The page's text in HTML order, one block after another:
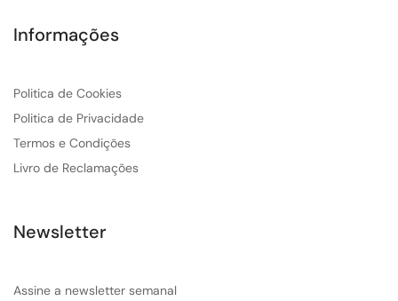
Informações
Politica de Cookies
Politica de Privacidade
Termos e Condições
Livro de Reclamações
Newsletter
Assine a newsletter semanal